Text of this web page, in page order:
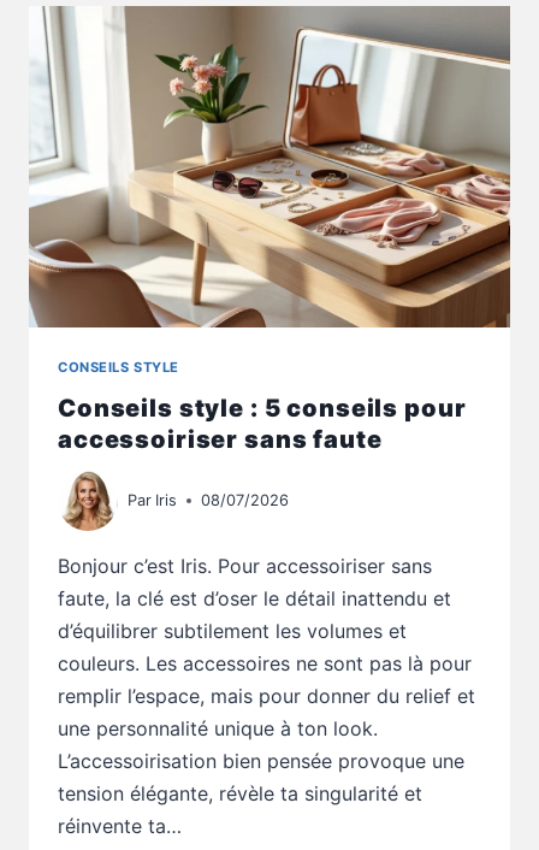
CONSEILS STYLE
Conseils style : 5 conseils pour
accessoiriser sans faute
Par Iris 08/07/2026
Bonjour c’est Iris. Pour accessoiriser sans
faute, la clé est d’oser le détail inattendu et
d’équilibrer subtilement les volumes et
couleurs. Les accessoires ne sont pas là pour
remplir l’espace, mais pour donner du relief et
une personnalité unique à ton look.
L’accessoirisation bien pensée provoque une
tension élégante, révèle ta singularité et
réinvente ta…